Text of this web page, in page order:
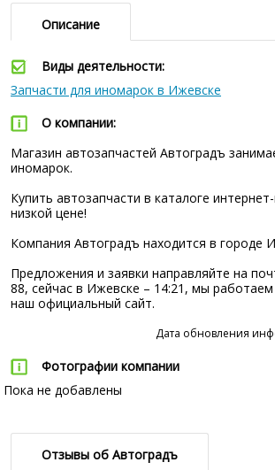
Описание
Виды деятельности:
Запчасти для иномарок в Ижевске
О компании:
Магазин автозапчастей Автоградъ
иномарок.
Купить автозапчасти в каталоге
низкой цене!
Компания Автоградъ находится в городе
Предложения и заявки направляйте на
88, сейчас в Ижевске – 14:21, мы
наш официальный сайт.
Дата обновления
Фотографии компании
Пока не добавлены
Отзывы об Автоградъ